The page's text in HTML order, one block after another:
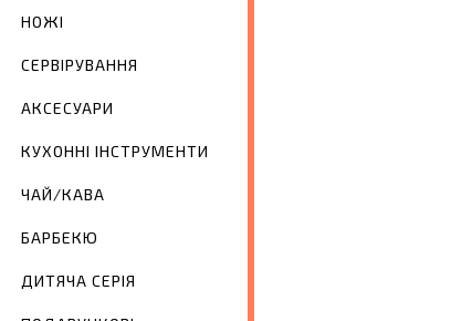
НОЖІ
СЕРВІРУВАННЯ
АКСЕСУАРИ
КУХОННІ ІНСТРУМЕНТИ
ЧАЙ/КАВА
БАРБЕКЮ
ДИТЯЧА СЕРІЯ